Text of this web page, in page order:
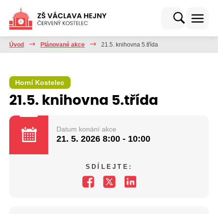
Úvod Plánované akce 21.5. knihovna 5.třída
Horní Kostelec
21.5. knihovna 5.třída
Datum konání akce
21. 5. 2026 8:00 - 10:00
SDÍLEJTE: